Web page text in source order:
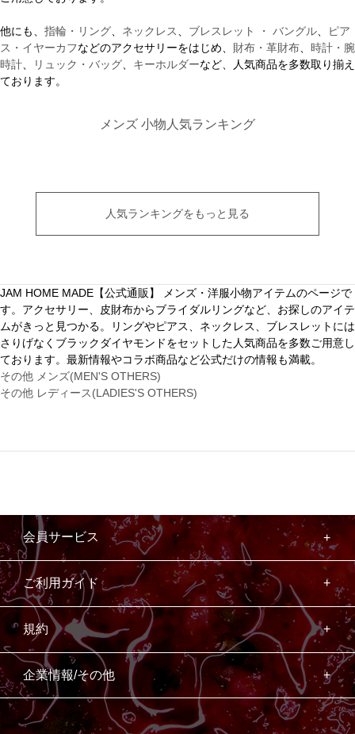
他にも、 指輪・リング ネックレス ブレスレット ・ バングル
ピア
ス・イヤーカフなどのアクセサリーをはじめ、 財布・革財布
時計・腕
時計
リュック・バッグ キーホルダーなど、人気商品を多数取り揃え
ております。
メンズ 小物人気ランキング
人気ランキングをもっと見る
JAM HOME MADE【公式通販】 メンズ・洋服小物アイテムのページで
す。アクセサリー、皮財布からブライダルリングなど、お探しのアイテ
ムがきっと見つかる。リングやピアス、ネックレス、ブレスレットには
さりげなくブラックダイヤモンドをセットした人気商品を多数ご用意し
ております。最新情報やコラボ商品など公式だけの情報も満載。
その他 メンズ(MEN'S OTHERS)
その他 レディース(LADIES'S OTHERS)
会員サービス
ご利用ガイド
規約
企業情報/その他